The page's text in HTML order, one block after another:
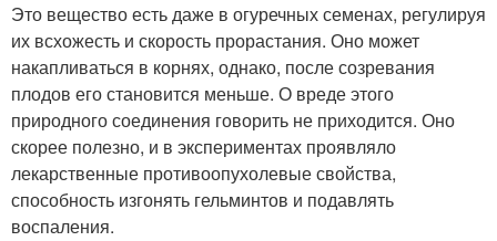
Это вещество есть даже в огуречных семенах, регулируя
их всхожесть и скорость прорастания. Оно может
накапливаться в корнях, однако, после созревания
плодов его становится меньше. О вреде этого
природного соединения говорить не приходится. Оно
скорее полезно, и в экспериментах проявляло
лекарственные противоопухолевые свойства,
способность изгонять гельминтов и подавлять
воспаления.